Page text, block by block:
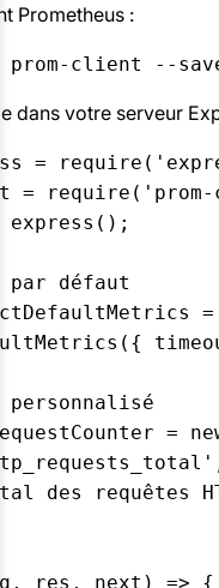
Prometheus :
client --
dans votre serveur
=
=
express();
défaut
personnalisé
=
des requêtes
res, next) =>